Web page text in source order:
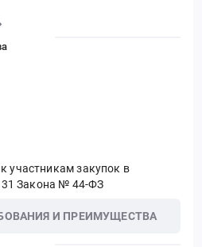
участникам закупок в
31 Закона № 44-ФЗ
И ПРЕИМУЩЕСТВА